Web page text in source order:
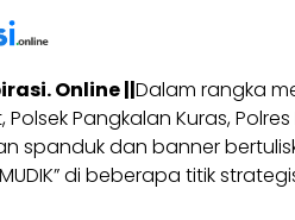
Online ||Dalam rangka
Pangkalan Kuras,
dan banner bertuliskan
MUDIK” di beberapa titik